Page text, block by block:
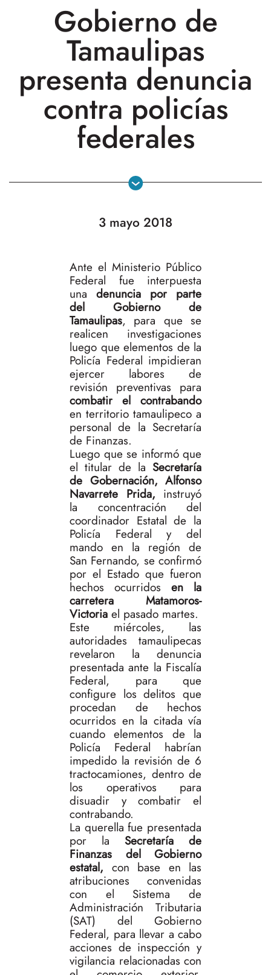
Gobierno de
Tamaulipas
presenta denuncia
contra policías
federales
3 mayo 2018
Ante el Ministerio Público
Federal fue interpuesta
una denuncia por parte
del Gobierno de
Tamaulipas, para que se
realicen investigaciones
luego que elementos de la
Policía Federal impidieran
ejercer labores de
revisión preventivas para
combatir el contrabando
en territorio tamaulipeco a
personal de la Secretaría
de Finanzas.
Luego que se informó que
el titular de la Secretaría
de Gobernación, Alfonso
Navarrete Prida, instruyó
la concentración del
coordinador Estatal de la
Policía Federal y del
mando en la región de
San Fernando, se confirmó
por el Estado que fueron
hechos ocurridos en la
carretera Matamoros-
Victoria el pasado martes.
Este miércoles, las
autoridades tamaulipecas
revelaron la denuncia
presentada ante la Fiscalía
Federal, para que
configure los delitos que
procedan de hechos
ocurridos en la citada vía
cuando elementos de la
Policía Federal habrían
impedido la revisión de 6
tractocamiones, dentro de
los operativos para
disuadir y combatir el
contrabando.
La querella fue presentada
por la Secretaría de
Finanzas del Gobierno
estatal, con base en las
atribuciones convenidas
con el Sistema de
Administración Tributaria
(SAT) del Gobierno
Federal, para llevar a cabo
acciones de inspección y
vigilancia relacionadas con